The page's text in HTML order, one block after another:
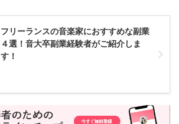
フリーランスの音楽家におすすめな副業
４選！音大卒副業経験者がご紹介しま
す！